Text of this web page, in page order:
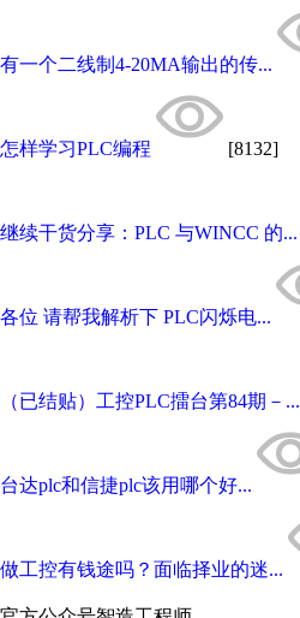
有一个二线制4-20MA输出的传...
怎样学习PLC编程 [8132]
继续干货分享：PLC 与WINCC 的...
各位 请帮我解析下 PLC闪烁电...
（已结贴）工控PLC擂台第84期－...
台达plc和信捷plc该用哪个好...
做工控有钱途吗？面临择业的迷...